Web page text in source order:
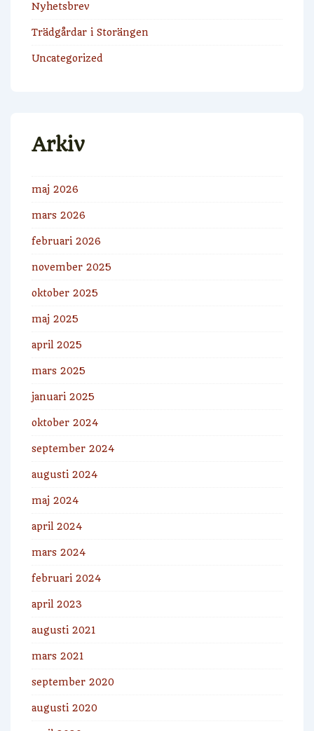
Nyhetsbrev
Trädgårdar i Storängen
Uncategorized
Arkiv
maj 2026
mars 2026
februari 2026
november 2025
oktober 2025
maj 2025
april 2025
mars 2025
januari 2025
oktober 2024
september 2024
augusti 2024
maj 2024
april 2024
mars 2024
februari 2024
april 2023
augusti 2021
mars 2021
september 2020
augusti 2020